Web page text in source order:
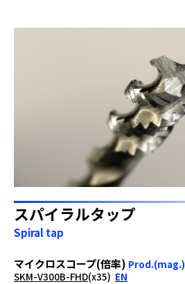
スパイラルタップ
Spiral tap
マイクロスコープ(倍率) Prod.(mag.)
SKM-V300B-FHD(x35) EN